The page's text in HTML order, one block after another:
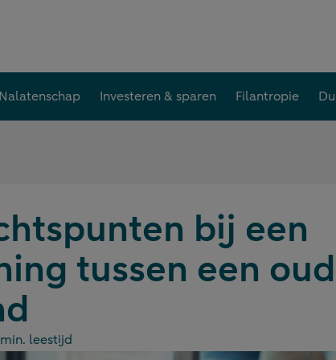
Nalatenschap Investeren & sparen Filantropie
bij een
tussen een
leestijd